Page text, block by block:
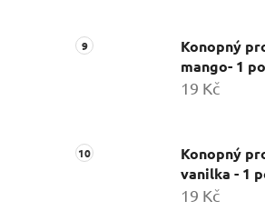
Konopný
mango- 1
19 Kč
Konopný
vanilka - 1
19 Kč